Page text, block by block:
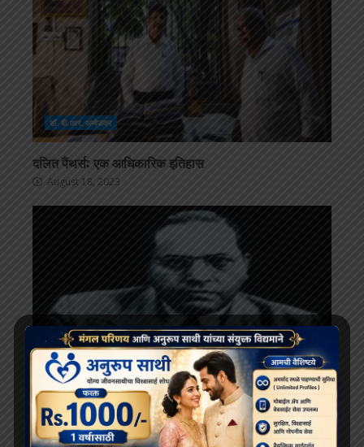
डॉ. बी.आर. अम्बेडकर
दलित पैंथर्स: एक आधिकारिक इतिहास
August 18, 2023
डॉ. बी.आर. अम्बेडकर
भाग्य की जंजीरों को तोड़ना: अम्बेडकर की ताकत का दर्शन.